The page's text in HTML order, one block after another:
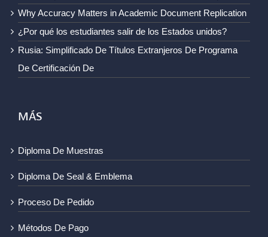
Why Accuracy Matters in Academic Document Replication
¿Por qué los estudiantes salir de los Estados unidos?
Rusia: Simplificado De Títulos Extranjeros De Programa
De Certificación De
MÁS
Diploma De Muestras
Diploma De Seal & Emblema
Proceso De Pedido
Métodos De Pago